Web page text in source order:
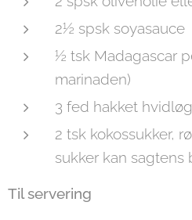
2½ spsk soyasauce
½ tsk Madagascar
marinaden)
3 fed hakket hvidløg
2 tsk kokossukker,
sukker kan sagtens
Til servering